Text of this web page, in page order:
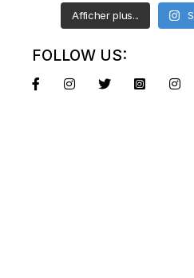
Afficher plus...
FOLLOW US: